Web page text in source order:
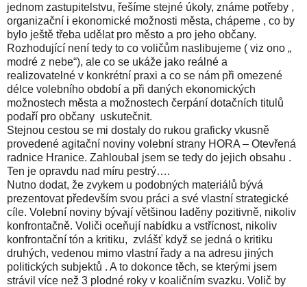
jednom zastupitelstvu, řešíme stejné úkoly, známe potřeby ,
organizační i ekonomické možnosti města, chápeme , co by
bylo ještě třeba udělat pro město a pro jeho občany.
Rozhodující není tedy to co voličům naslibujeme ( viz ono „
modré z nebe“), ale co se ukáže jako reálné a
realizovatelné v konkrétní praxi a co se nám při omezené
délce volebního období a při daných ekonomických
možnostech města a možnostech čerpání dotačních titulů
podaří pro občany uskutečnit.
Stejnou cestou se mi dostaly do rukou graficky vkusně
provedené agitační noviny volební strany HORA – Otevřená
radnice Hranice. Zahloubal jsem se tedy do jejich obsahu .
Ten je opravdu nad míru pestrý….
Nutno dodat, že zvykem u podobných materiálů bývá
prezentovat především svou práci a své vlastní strategické
cíle. Volební noviny bývají většinou laděny pozitivně, nikoliv
konfrontačně. Voliči oceňují nabídku a vstřícnost, nikoliv
konfrontační tón a kritiku, zvlášť když se jedná o kritiku
druhých, vedenou mimo vlastní řady a na adresu jiných
politických subjektů . A to dokonce těch, se kterými jsem
strávil více než 3 plodné roky v koaličním svazku. Volič by